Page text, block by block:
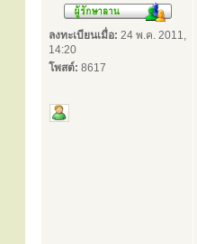
ลงทะเบียนเมื่อ: 24 พ.ค. 2011,
14:20
โพสต์: 8617